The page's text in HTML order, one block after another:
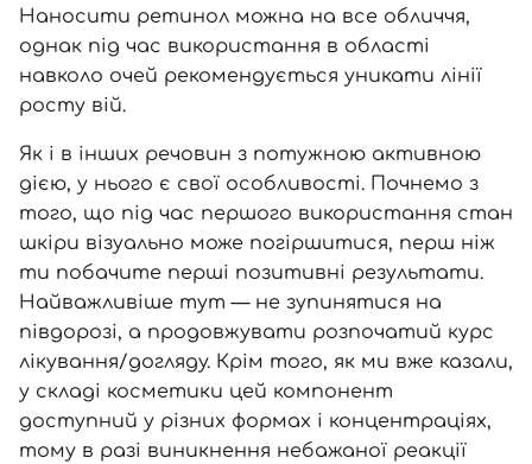
Наносити ретинол можна на все обличчя,
однак під час використання в області
навколо очей рекомендується уникати лінії
росту вій.
Як і в інших речовин з потужною активною
дією, у нього є свої особливості. Почнемо з
того, що під час першого використання стан
шкіри візуально може погіршитися, перш ніж
ти побачите перші позитивні результати.
Найважливіше тут — не зупинятися на
півдорозі, а продовжувати розпочатий курс
лікування/догляду. Крім того, як ми вже казали,
у складі косметики цей компонент
доступний у різних формах і концентраціях,
тому в разі виникнення небажаної реакції